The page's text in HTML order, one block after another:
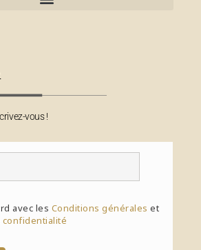
vous !
avec les Conditions générales et